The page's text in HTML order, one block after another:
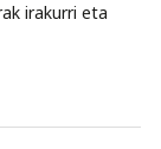
irakurri eta